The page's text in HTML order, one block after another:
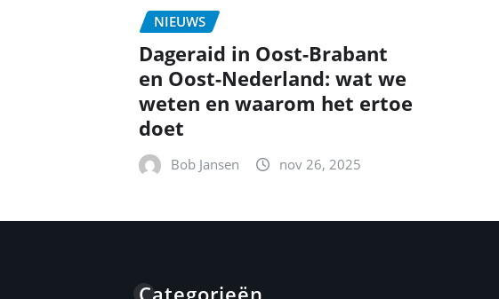
NIEUWS
Dageraid in Oost-Brabant
en Oost-Nederland: wat we
weten en waarom het ertoe
doet
Bob Jansen nov 26, 2025